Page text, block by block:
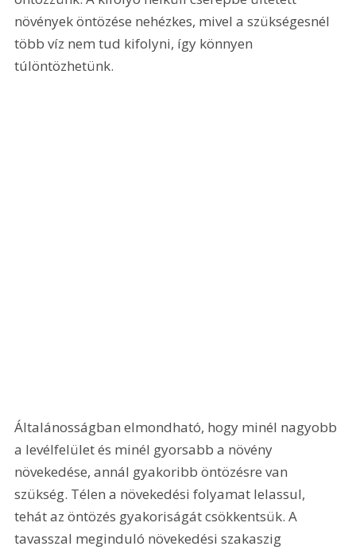
növények öntözése nehézkes, mivel a szükségesnél
több víz nem tud kifolyni, így könnyen
túlöntözhetünk.
Általánosságban elmondható, hogy minél nagyobb
a levélfelület és minél gyorsabb a növény
növekedése, annál gyakoribb öntözésre van
szükség. Télen a növekedési folyamat lelassul,
tehát az öntözés gyakoriságát csökkentsük. A
tavasszal meginduló növekedési szakaszig